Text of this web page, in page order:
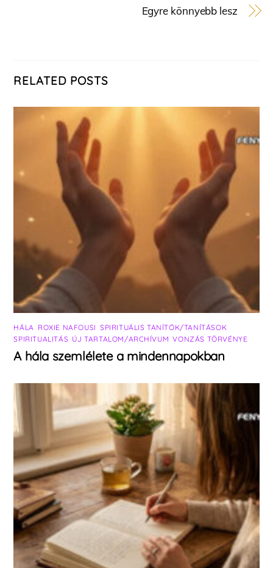
Egyre könnyebb lesz
RELATED POSTS
HÁLA ROXIE NAFOUSI SPIRITUÁLIS TANÍTÓK/TANÍTÁSOK
SPIRITUALITÁS ÚJ TARTALOM/ARCHÍVUM ,VONZÁS TÖRVÉNYE
A hála szemlélete a mindennapokban